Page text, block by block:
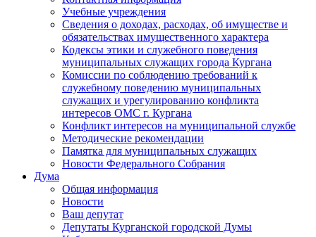
Учебные учреждения
Сведения о доходах, расходах, об имуществе и
обязательствах имущественного характера
Кодексы этики и служебного поведения
муниципальных служащих города Кургана
Комиссии по соблюдению требований к
служебному поведению муниципальных
служащих и урегулированию конфликта
интересов ОМС г. Кургана
Конфликт интересов на муниципальной службе
Методические рекомендации
Памятка для муниципальных служащих
Новости Федерального Cобрания
Дума
Общая информация
Новости
Ваш депутат
Депутаты Курганской городской Думы